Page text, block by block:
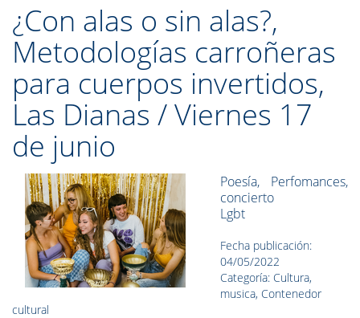
¿Con alas o sin alas?,
Metodologías carroñeras
para cuerpos invertidos,
Las Dianas / Viernes 17
de junio
Poesía, Perfomances,
concierto
Lgbt
Fecha publicación:
04/05/2022
Categoría: Cultura,
musica, Contenedor
cultural